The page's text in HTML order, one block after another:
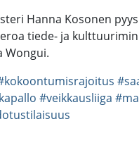
Hanna Kosonen
tiede- ja
Wongui.
#veikkausliiga